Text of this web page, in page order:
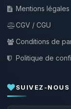
Mentions légales
CGV / CGU
Conditions de
Politique de
SUIVEZ-NOUS